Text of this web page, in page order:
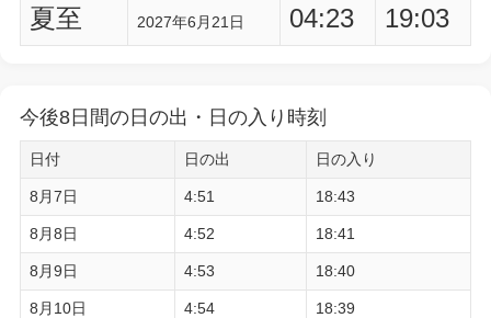
夏至
2027年6月21日 04:23 19:03
今後8日間の日の出・日の入り時刻
日付 日の出 日の入り
8月7日 4:51 18:43
8月8日 4:52 18:41
8月9日 4:53 18:40
8月10日 4:54 18:39